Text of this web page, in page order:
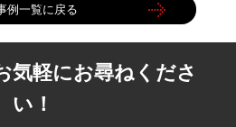
例一覧に戻る
気軽にお尋ねくださ
い！